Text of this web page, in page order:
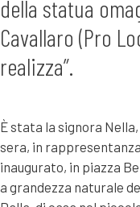
della statua
Cavallaro (Pro
realizza”.
È stata la signora
sera, in
inaugurato, in piazza
a grandezza naturale